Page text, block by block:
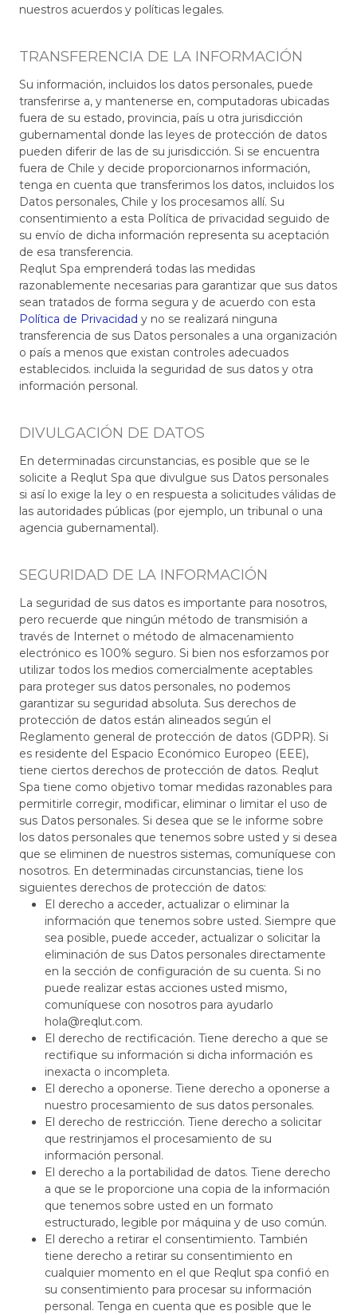
nuestros acuerdos y políticas legales.
TRANSFERENCIA DE LA INFORMACIÓN
Su información, incluidos los datos personales, puede
transferirse a, y mantenerse en, computadoras ubicadas
fuera de su estado, provincia, país u otra jurisdicción
gubernamental donde las leyes de protección de datos
pueden diferir de las de su jurisdicción. Si se encuentra
fuera de Chile y decide proporcionarnos información,
tenga en cuenta que transferimos los datos, incluidos los
Datos personales, Chile y los procesamos allí. Su
consentimiento a esta Política de privacidad seguido de
su envío de dicha información representa su aceptación
de esa transferencia.
Reqlut Spa emprenderá todas las medidas
razonablemente necesarias para garantizar que sus datos
sean tratados de forma segura y de acuerdo con esta
Política de Privacidad y no se realizará ninguna
transferencia de sus Datos personales a una organización
o país a menos que existan controles adecuados
establecidos. incluida la seguridad de sus datos y otra
información personal.
DIVULGACIÓN DE DATOS
En determinadas circunstancias, es posible que se le
solicite a Reqlut Spa que divulgue sus Datos personales
si así lo exige la ley o en respuesta a solicitudes válidas de
las autoridades públicas (por ejemplo, un tribunal o una
agencia gubernamental).
SEGURIDAD DE LA INFORMACIÓN
La seguridad de sus datos es importante para nosotros,
pero recuerde que ningún método de transmisión a
través de Internet o método de almacenamiento
electrónico es 100% seguro. Si bien nos esforzamos por
utilizar todos los medios comercialmente aceptables
para proteger sus datos personales, no podemos
garantizar su seguridad absoluta. Sus derechos de
protección de datos están alineados según el
Reglamento general de protección de datos (GDPR). Si
es residente del Espacio Económico Europeo (EEE),
tiene ciertos derechos de protección de datos. Reqlut
Spa tiene como objetivo tomar medidas razonables para
permitirle corregir, modificar, eliminar o limitar el uso de
sus Datos personales. Si desea que se le informe sobre
los datos personales que tenemos sobre usted y si desea
que se eliminen de nuestros sistemas, comuníquese con
nosotros. En determinadas circunstancias, tiene los
siguientes derechos de protección de datos:
El derecho a acceder, actualizar o eliminar la
información que tenemos sobre usted. Siempre que
sea posible, puede acceder, actualizar o solicitar la
eliminación de sus Datos personales directamente
en la sección de configuración de su cuenta. Si no
puede realizar estas acciones usted mismo,
comuníquese con nosotros para ayudarlo
hola@reqlut.com.
El derecho de rectificación. Tiene derecho a que se
rectifique su información si dicha información es
inexacta o incompleta.
El derecho a oponerse. Tiene derecho a oponerse a
nuestro procesamiento de sus datos personales.
El derecho de restricción. Tiene derecho a solicitar
que restrinjamos el procesamiento de su
información personal.
El derecho a la portabilidad de datos. Tiene derecho
a que se le proporcione una copia de la información
que tenemos sobre usted en un formato
estructurado, legible por máquina y de uso común.
El derecho a retirar el consentimiento. También
tiene derecho a retirar su consentimiento en
cualquier momento en el que Reqlut spa confió en
su consentimiento para procesar su información
personal. Tenga en cuenta que es posible que le